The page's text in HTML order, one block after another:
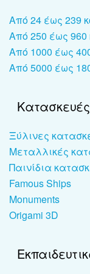
Από 24 έως 239
Από 250 έως
Από 1000 έως
Από 5000 έως
Κατασκευές
Ξύλινες
Μεταλλικές
Παινίδια
Famous Ships
Monuments
Origami 3D